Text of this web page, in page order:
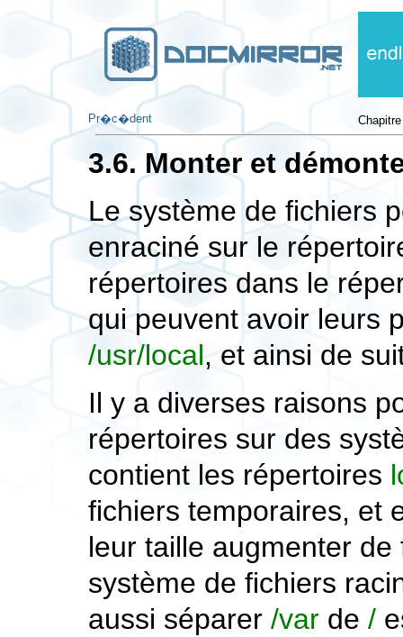
Pr�c�dent
3.6. Monter et
Le système de fichiers
enraciné sur le
répertoires dans le
qui peuvent avoir leurs
/usr/local, et ainsi de
Il y a diverses raisons
répertoires sur des
contient les répertoires
fichiers temporaires, et
leur taille augmenter
système de fichiers
aussi séparer /var de /